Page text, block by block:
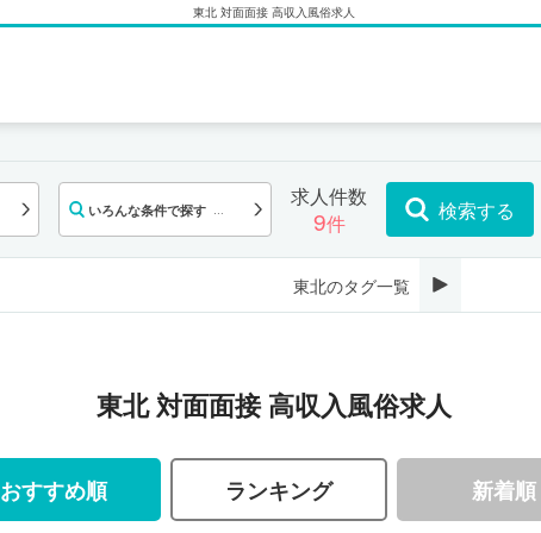
東北 対面面接 高収入風俗求人
いろんな条件で探す
面
求人件数
9件 検索する
東北のタグ一覧
東北 対面面接 高収入風俗求人
おすすめ順 ランキング 新着順